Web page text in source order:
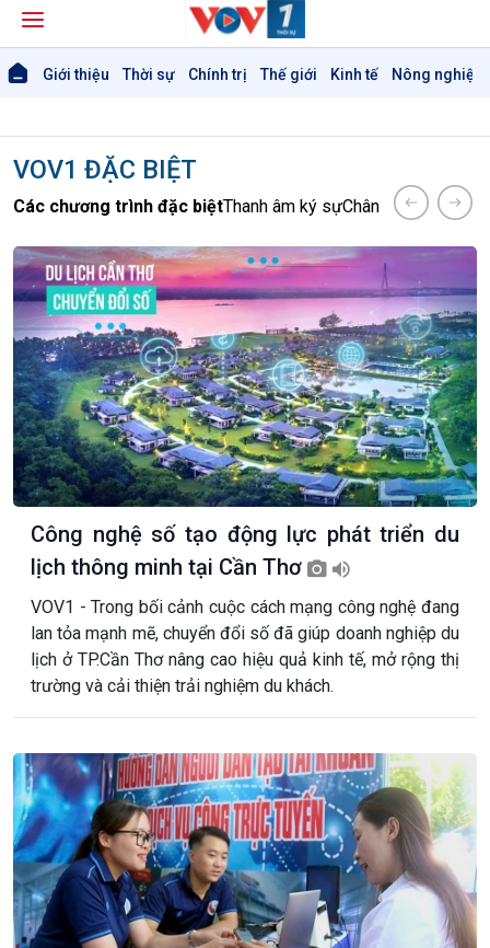
Giới thiệu Thời sự Chính trị Thế giới Kinh tế Nông nghiệp
VOV1 ĐẶC BIỆT
Các chương trình đặc biệtThanh âm ký sựChân dung cuộc
Công nghệ số tạo động lực phát triển du
lịch thông minh tại Cần Thơ
VOV1 - Trong bối cảnh cuộc cách mạng công nghệ đang
lan tỏa mạnh mẽ, chuyển đổi số đã giúp doanh nghiệp du
lịch ở TP.Cần Thơ nâng cao hiệu quả kinh tế, mở rộng thị
trường và cải thiện trải nghiệm du khách.